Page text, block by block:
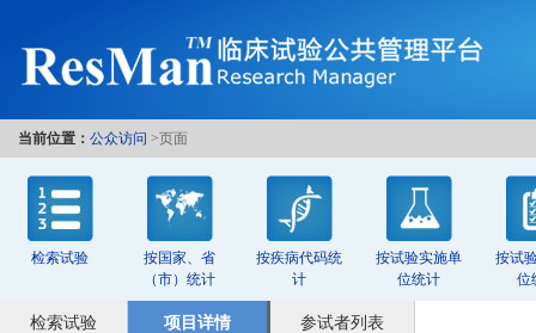
当前位置： 公众访问 >页面
检索试验
按国家、省
（市）统计
按疾病代码统
计
按试验实施单
位统计
按试
位
检索试验 项目详情 参试者列表